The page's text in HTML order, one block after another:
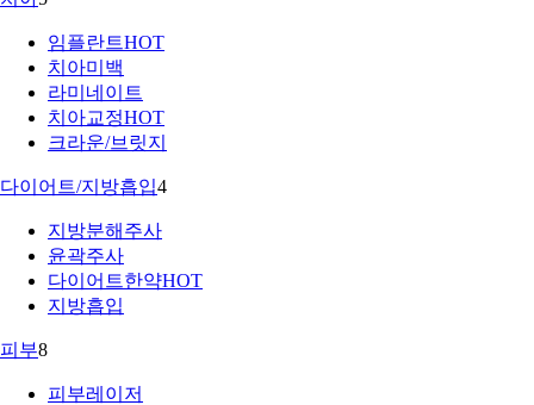
임플란트HOT
치아미백
라미네이트
치아교정HOT
크라운/브릿지
다이어트/지방흡입4
지방분해주사
윤곽주사
다이어트한약HOT
지방흡입
피부8
피부레이저